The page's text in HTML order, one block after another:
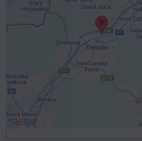
Voľbami súkromia
Prajete si načítať externý obsah?
Povoliť tentokrát
Povoliť a zapamätať - súhlas s
cookie: Funkčné